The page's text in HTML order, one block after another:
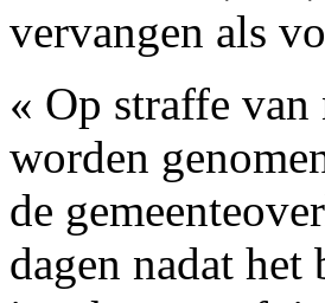
vervangen als
« Op straffe
worden
de
dagen nadat